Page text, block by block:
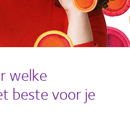
welke
beste voor je